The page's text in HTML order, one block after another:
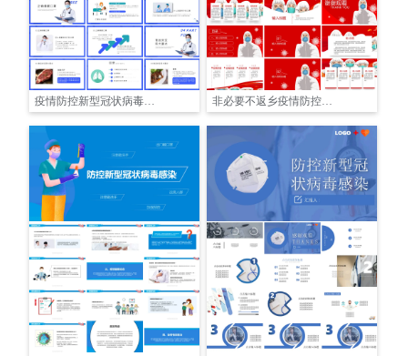
疫情防控新型冠状病毒预防PPT